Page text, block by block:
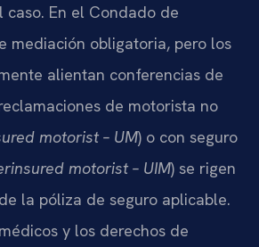
caso. En el Condado de
mediación obligatoria, pero los
alientan conferencias de
de motorista no
motorist – UM) o con seguro
motorist – UIM) se rigen
la póliza de seguro aplicable.
y los derechos de